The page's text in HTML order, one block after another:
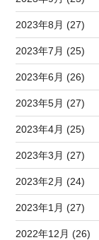
2023年8月 (27)
2023年7月 (25)
2023年6月 (26)
2023年5月 (27)
2023年4月 (25)
2023年3月 (27)
2023年2月 (24)
2023年1月 (27)
2022年12月 (26)